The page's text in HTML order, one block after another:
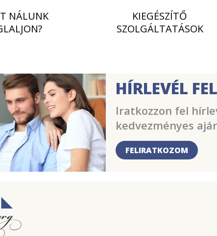
NÁLUNK
KIEGÉSZÍTŐ
SZOLGÁLTATÁSOK
HÍRLEVÉL
Iratkozzon fel
kedvezményes
FELIRATKOZOM